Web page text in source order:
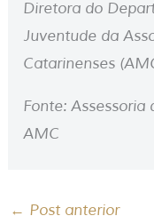
Diretora do
Juventude da
Catarinenses
Fonte:
AMC
← Post anterior